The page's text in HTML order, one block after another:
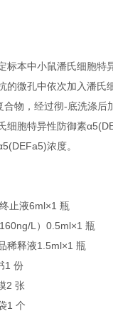
标本中小鼠潘氏细胞
的微孔中依次加入潘
物，经过彻-底洗涤
细胞特异性防御素
浓度。
终止液6ml×1 瓶
L） 0.5ml×1 瓶
稀释液1.5ml×1 瓶
1 份
2 张
1 个